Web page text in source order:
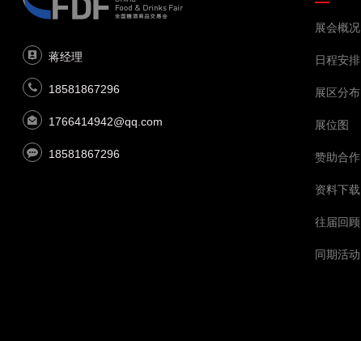
蒋经理
18581867296
1766414942@qq.com
18581867296
展会概况
日程安排
展区分布
展位图
赞助合作
资料下载
往届回顾
同期活动